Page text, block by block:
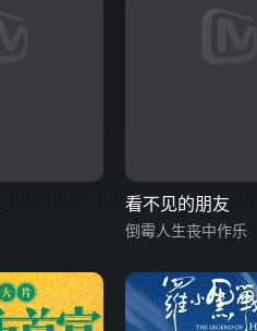
看不见的朋友
倒霉人生丧中作乐